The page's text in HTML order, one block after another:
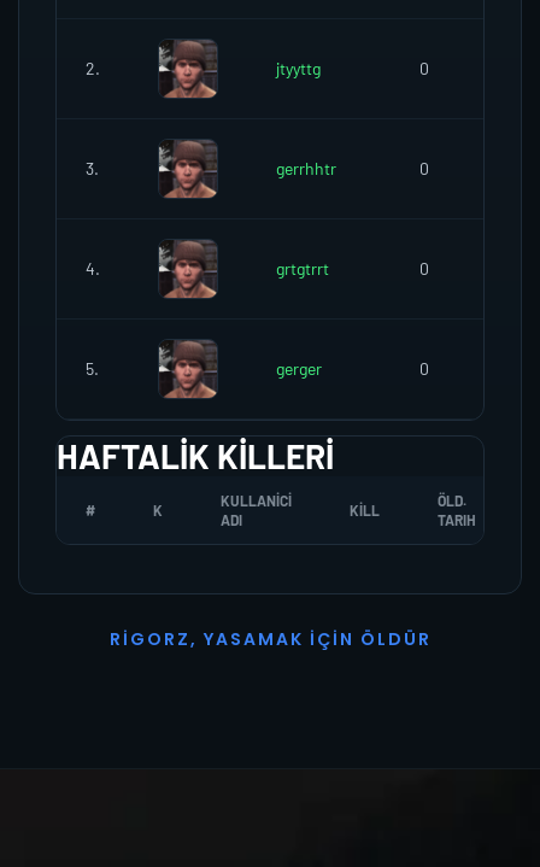
2. jtyyttg 0
3. gerrhhtr 0
4. grtgtrrt 0
5. gerger 0
HAFTALIK KILLERI
# K
KULLANICI
ADI
KILL
ÖLD.
TARIH
R I G O R Z, YASAMAK İ ÇI N Ö L D Ü R